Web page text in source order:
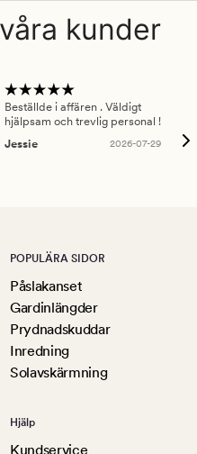
kunder
Beställde i affären . Väldigt
hjälpsam och trevlig personal !
Jessie
2026-07-29
POPULÄRA SIDOR
Påslakanset
Gardinlängder
Prydnadskuddar
Inredning
Solavskärmning
Hjälp
Kundservice